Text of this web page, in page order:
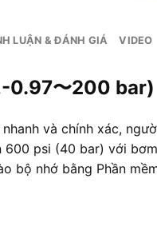
LUẬN & ĐÁNH GIÁ VIDEO
0.97〜200 bar)
và chính xác,
psi (40 bar) với
bộ nhớ bằng Phần